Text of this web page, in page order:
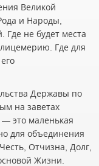
Великой
и Народы,
не будет места
Где для
Державы по
на заветах
это маленькая
для объединения
Отчизна, Долг,
Жизни.